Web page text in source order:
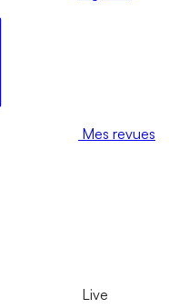
Mes revues
Live